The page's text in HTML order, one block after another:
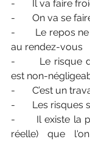
-       Il va faire
-       On va se
-       Le repos
au rendez-vous
-       Le risque
est non-
-       C’est un
-       Les risques
-	Il existe la possibilité (faible mais
réelle) que